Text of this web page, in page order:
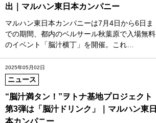
出｜マルハン東日本カンパニー
マルハン東日本カンパニーは7月4日から6日ま
での期間、都内のベルサール秋葉原で入場無料
のイベント「脳汁横丁」を開催。これ…
2025年05月02日
ニュース
“脳汁満タン！”ヲトナ基地プロジェクト
第3弾は「脳汁ドリンク」｜マルハン東日
本カンパニー